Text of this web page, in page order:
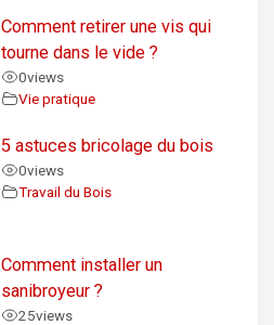
Comment retirer une vis qui
tourne dans le vide ?
0views
Vie pratique
5 astuces bricolage du bois
0views
Travail du Bois
Comment installer un
sanibroyeur ?
25views